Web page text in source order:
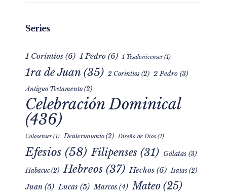
Series
1 Corintios (6) 1 Pedro (6) 1 Tesalonicenses (1)
1ra de Juan (35) 2 Corintios (2) 2 Pedro (3)
Antiguo Testamento (2)
Celebración Dominical
(436)
Colosenses (1) Deuteronomio (2) Diseño de Dios (1)
Efesios (58) Filipenses (31) Gálatas (3)
Habacuc (2) Hebreos (37) Hechos (6) Isaías (2)
Juan (5) Lucas (5) Marcos (4) Mateo (25)